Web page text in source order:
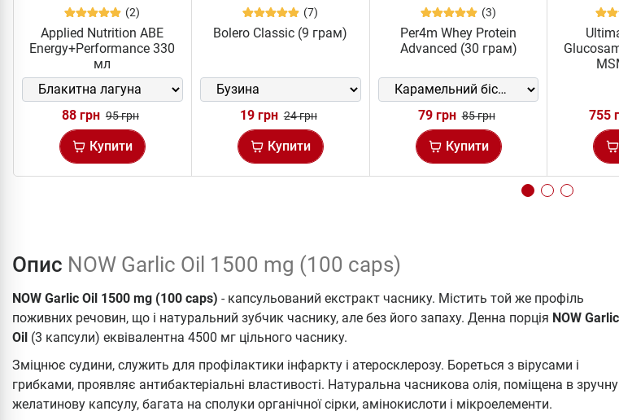
(2)
Applied Nutrition ABE
Energy+Performance 330
мл
88 грн 95 грн
Купити
(7)
Bolero Classic (9 грам)
19 грн 24 грн
Купити
(3)
Per4m Whey Protein
Advanced (30 грам)
79 грн 85 грн
Купити
755
Опис NOW Garlic Oil 1500 mg (100 caps)
NOW Garlic Oil 1500 mg (100 caps) - капсульований екстракт часнику. Містить той же профіль
поживних речовин, що і натуральний зубчик часнику, але без його запаху. Денна порція NOW Garlic
Oil (3 капсули) еквівалентна 4500 мг цільного часнику.
Зміцнює судини, служить для профілактики інфаркту і атеросклерозу. Бореться з вірусами і
грибками, проявляє антибактеріальні властивості. Натуральна часникова олія, поміщена в зручну
желатинову капсулу, багата на сполуки органічної сірки, амінокислоти і мікроелементи.